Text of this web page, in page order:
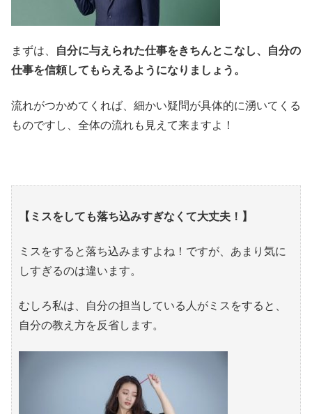
まずは、
自分に与えられた仕事をきちんとこなし、自分の
仕事を信頼してもらえるようになりましょう。
流れがつかめてくれば、細かい疑問が具体的に湧いてくる
ものですし、全体の流れも見えて来ますよ！
【ミスをしても落ち込みすぎなくて大丈夫！】
ミスをすると落ち込みますよね！ですが、あまり気に
しすぎるのは違います。
むしろ私は、自分の担当している人がミスをすると、
自分の教え方を反省します。